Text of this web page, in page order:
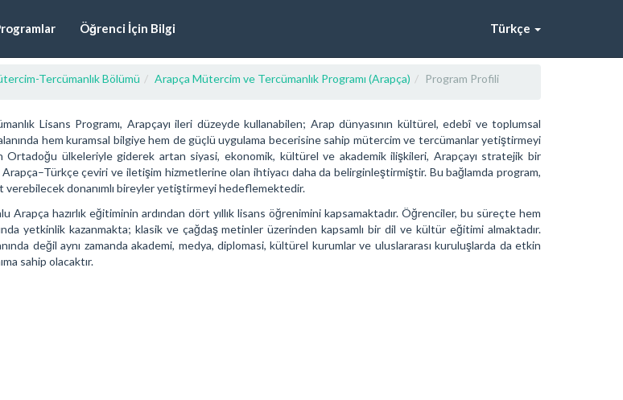
Öğrenci İçin Bilgi Türkçe
Tercümanlık Bölümü Arapça Mütercim ve Tercümanlık Programı (Arapça) Program Profili
Lisans Programı, Arapçayı ileri düzeyde kullanabilen; Arap dünyasının kültürel, edebî ve toplumsal
hem kuramsal bilgiye hem de güçlü uygulama becerisine sahip mütercim ve tercümanlar yetiştirmeyi
Ortadoğu ülkeleriyle giderek artan siyasi, ekonomik, kültürel ve akademik ilişkileri, Arapçayı stratejik bir
Arapça–Türkçe çeviri ve iletişim hizmetlerine olan ihtiyacı daha da belirginleştirmiştir. Bu bağlamda program,
verebilecek donanımlı bireyler yetiştirmeyi hedeflemektedir.
Arapça hazırlık eğitiminin ardından dört yıllık lisans öğrenimini kapsamaktadır. Öğrenciler, bu süreçte hem
yetkinlik kazanmakta; klasik ve çağdaş metinler üzerinden kapsamlı bir dil ve kültür eğitimi almaktadır.
değil aynı zamanda akademi, medya, diplomasi, kültürel kurumlar ve uluslararası kuruluşlarda da etkin
sahip olacaktır.